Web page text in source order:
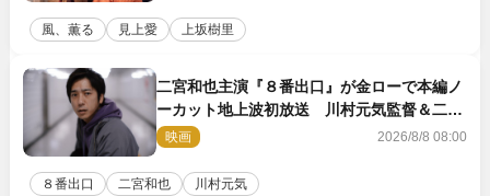
風、薫る 見上愛 上坂樹里
二宮和也主演『８番出口』が金ローで本編ノ
ーカット地上波初放送 川村元気監督＆二宮
コメント到着
映画 2026/8/8 08:00
８番出口 二宮和也 川村元気